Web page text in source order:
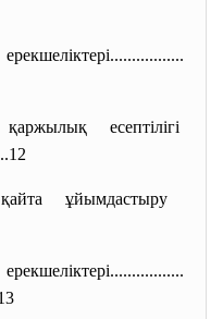
ерекшеліктері.................
есептілігі
ұйымдастыру